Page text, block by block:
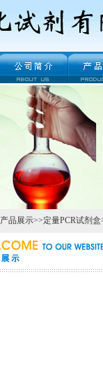
产品展示>>定量PCR试剂盒